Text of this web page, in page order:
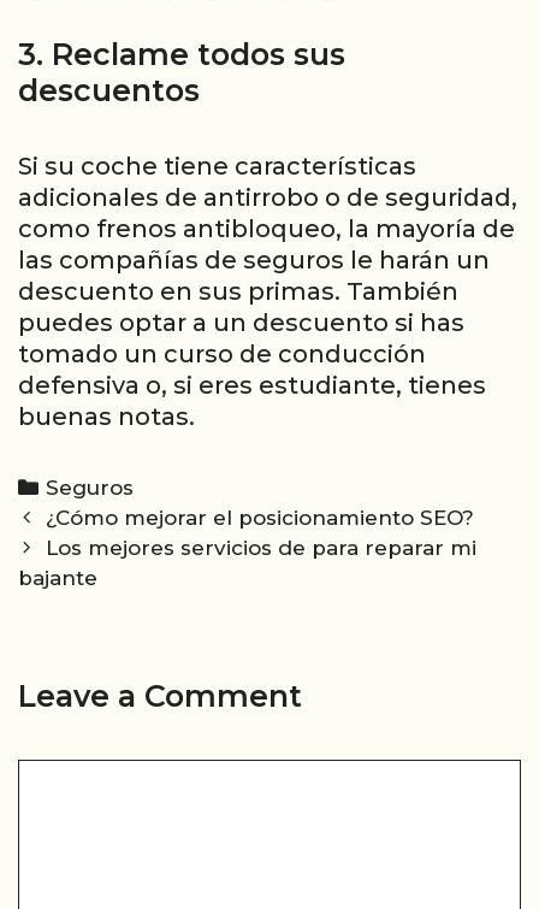
3. Reclame todos sus
descuentos
Si su coche tiene características
adicionales de antirrobo o de seguridad,
como frenos antibloqueo, la mayoría de
las compañías de seguros le harán un
descuento en sus primas. También
puedes optar a un descuento si has
tomado un curso de conducción
defensiva o, si eres estudiante, tienes
buenas notas.
Categories
Seguros
Post
navigation
¿Cómo mejorar el posicionamiento SEO?
Los mejores servicios de para reparar mi
bajante
Leave a Comment